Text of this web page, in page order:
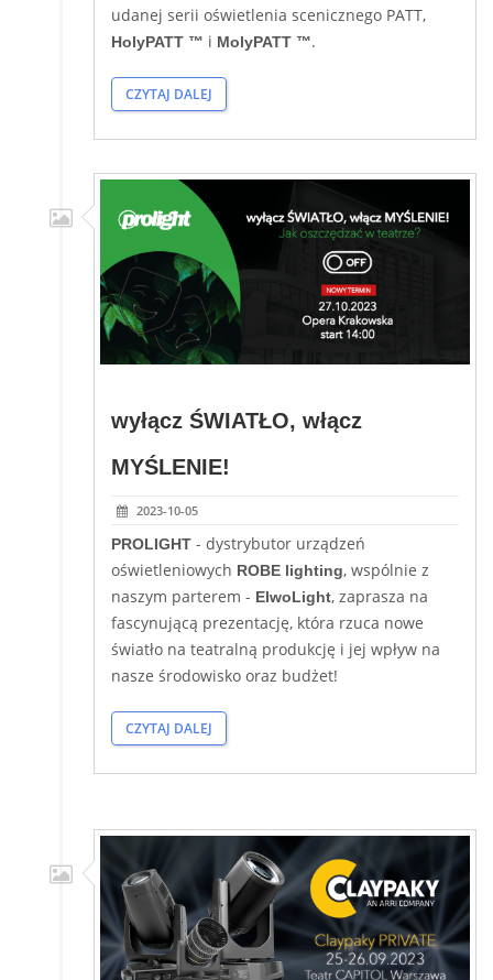
udanej serii oświetlenia scenicznego PATT,
HolyPATT ™ i MolyPATT ™.
CZYTAJ DALEJ
wyłącz ŚWIATŁO, włącz
MYŚLENIE!
2023-10-05
PROLIGHT - dystrybutor urządzeń
oświetleniowych ROBE lighting, wspólnie z
naszym parterem - ElwoLight, zaprasza na
fascynującą prezentację, która rzuca nowe
światło na teatralną produkcję i jej wpływ na
nasze środowisko oraz budżet!
CZYTAJ DALEJ